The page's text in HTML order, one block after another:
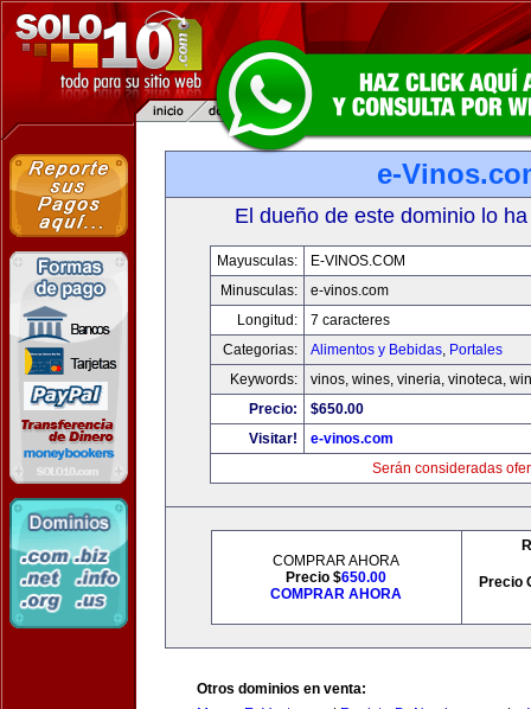
e-
El dueño de este dominio lo
Mayusculas:
E-VINOS.COM
Minusculas:
e-vinos.com
Longitud:
7 caracteres
Categorias:
Alimentos y Bebidas, Portales
Keywords:
vinos, wines, vineria, vinoteca,
Precio:
$650.00
Visitar!
e-vinos.com
Serán consideradas
COMPRAR AHORA
Precio $650.00
COMPRAR AHORA
Precio
Otros dominios en venta: